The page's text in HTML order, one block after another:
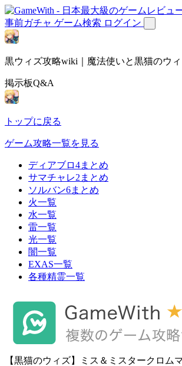
事前ガチャ ゲーム検索 ログイン
黒ウィズ攻略wiki｜魔法使いと黒猫のウ
掲示板Q&A
トップに戻る
ゲーム攻略一覧を見る
ディアブロ4まとめ
サマチャレ2まとめ
ソルバン6まとめ
火一覧
水一覧
雷一覧
光一覧
闇一覧
EXAS一覧
各種精霊一覧
【黒猫のウィズ】ミス＆ミスタークロム